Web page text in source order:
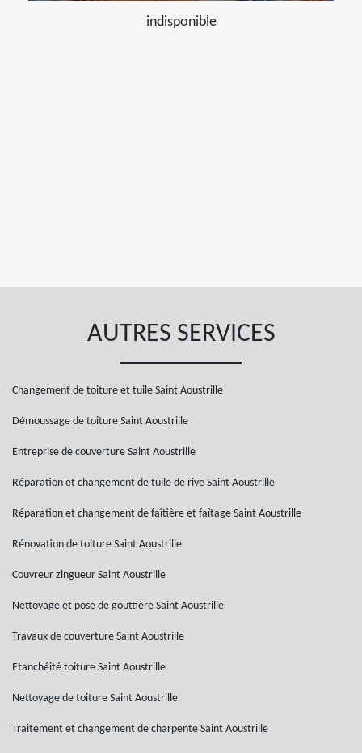
indisponible
AUTRES SERVICES
Changement de toiture et tuile Saint Aoustrille
Démoussage de toiture Saint Aoustrille
Entreprise de couverture Saint Aoustrille
Réparation et changement de tuile de rive Saint Aoustrille
Réparation et changement de faîtière et faîtage Saint Aoustrille
Rénovation de toiture Saint Aoustrille
Couvreur zingueur Saint Aoustrille
Nettoyage et pose de gouttière Saint Aoustrille
Travaux de couverture Saint Aoustrille
Etanchéité toiture Saint Aoustrille
Nettoyage de toiture Saint Aoustrille
Traitement et changement de charpente Saint Aoustrille